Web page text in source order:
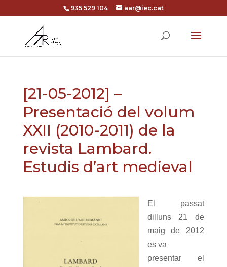
935 529 104 aar@iec.cat
[21-05-2012] –
Presentació del volum
XXII (2010-2011) de la
revista Lambard.
Estudis d’art medieval
El passat
dilluns 21 de
maig de 2012
es va
presentar el